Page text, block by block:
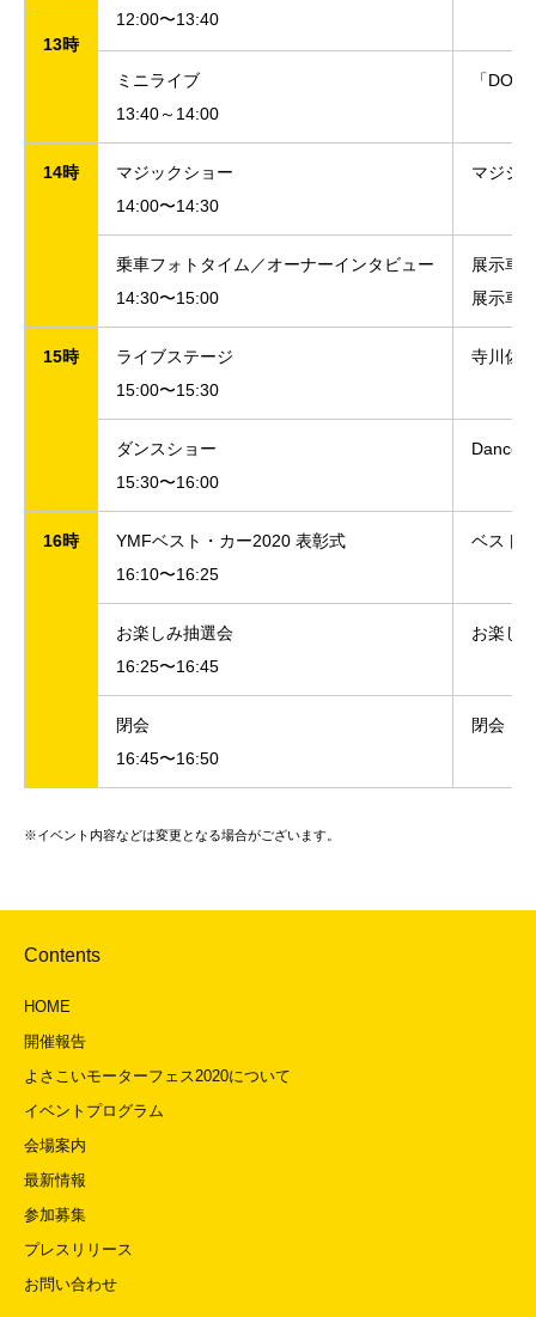
12:00〜13:40
13時
ミニライブ
13:40～14:00
「
14時
マジックショー
14:00〜14:30
マジシ
乗車フォトタイム／オーナーインタビュー
14:30〜15:00
展示車
展示車
15時
ライブステージ
15:00〜15:30
寺川佐
ダンスショー
15:30〜16:00
Dance
16時
YMFベスト・カー2020 表彰式
16:10〜16:25
ベスト
お楽しみ抽選会
16:25〜16:45
お楽し
閉会
16:45〜16:50
閉会
※イベント内容などは変更となる場合がございます。
Contents
HOME
開催報告
よさこいモーターフェス2020について
イベントプログラム
会場案内
最新情報
参加募集
プレスリリース
お問い合わせ